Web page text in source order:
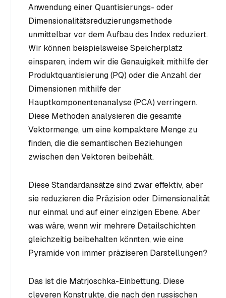
Anwendung einer Quantisierungs- oder
Dimensionalitätsreduzierungsmethode
unmittelbar vor dem Aufbau des Index reduziert.
Wir können beispielsweise Speicherplatz
einsparen, indem wir die Genauigkeit mithilfe der
Produktquantisierung (PQ) oder die Anzahl der
Dimensionen mithilfe der
Hauptkomponentenanalyse (PCA) verringern.
Diese Methoden analysieren die gesamte
Vektormenge, um eine kompaktere Menge zu
finden, die die semantischen Beziehungen
zwischen den Vektoren beibehält.
Diese Standardansätze sind zwar effektiv, aber
sie reduzieren die Präzision oder Dimensionalität
nur einmal und auf einer einzigen Ebene. Aber
was wäre, wenn wir mehrere Detailschichten
gleichzeitig beibehalten könnten, wie eine
Pyramide von immer präziseren Darstellungen?
Das ist die Matrjoschka-Einbettung. Diese
cleveren Konstrukte, die nach den russischen